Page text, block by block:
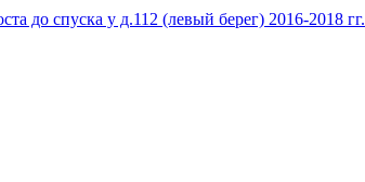
до спуска у д.112 (левый берег) 2016-2018 гг.